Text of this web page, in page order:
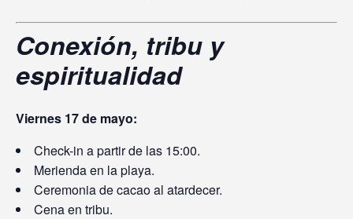
Conexión, tribu y
espiritualidad
Viernes 17 de mayo:
Check-in a partir de las 15:00.
Merienda en la playa.
Ceremonia de cacao al atardecer.
Cena en tribu.